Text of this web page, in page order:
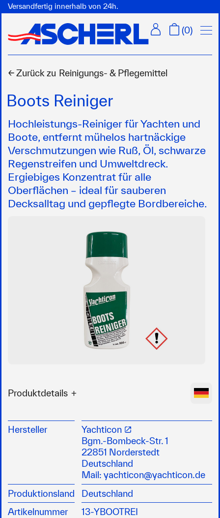
Versandfertig innerhalb von 24h.
(0)
← Zurück zu Reinigungs- & Pflegemittel
Boots Reiniger
Hochleistungs-Reiniger für Yachten und
Boote, entfernt mühelos hartnäckige
Verschmutzungen wie Ruß, Öl, schwarze
Regenstreifen und Umweltdreck.
Ergiebiges Konzentrat für alle
Oberflächen – ideal für sauberen
Decksalltag und gepflegte Bordbereiche.
Produktdetails
Oberflächen an Booten und Yachten
entfernt auch hartnäckigste Verschmutzungen,
wie z.B. Verschmutzungen aus der Luft,
schwarze Regenstreifen, Ruß, Öl und anderen
Konzentrat, daher sehr ergiebig
ACHTUNG: H315, H319
Hersteller
Yachticon
Bgm.-Bombeck-Str. 1
22851 Norderstedt
Deutschland
Mail: yachticon@yachticon.de
Produktionsland
Deutschland
Artikelnummer
13-YBOOTREI